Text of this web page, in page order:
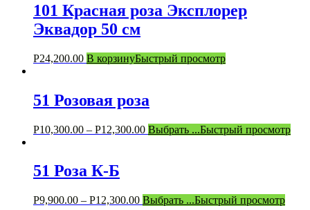
101 Красная роза Эксплорер
Эквадор 50 см
Р24,200.00 В корзинуБыстрый просмотр
51 Розовая роза
Р10,300.00 – Р12,300.00 Выбрать ...Быстрый просмотр
51 Роза К-Б
Р9,900.00 – Р12,300.00 Выбрать ...Быстрый просмотр